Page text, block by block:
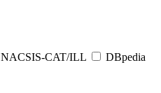
NACSIS-CAT/ILL
DBpedia